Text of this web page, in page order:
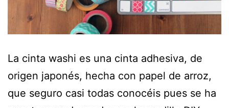
La cinta washi es una cinta adhesiva, de
origen japonés, hecha con papel de arroz,
que seguro casi todas conocéis pues se ha